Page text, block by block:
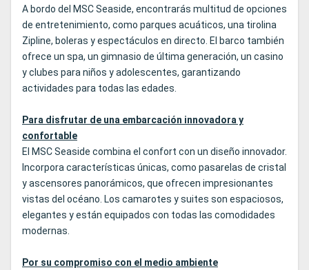
A bordo del MSC Seaside, encontrarás multitud de opciones
de entretenimiento, como parques acuáticos, una tirolina
Zipline, boleras y espectáculos en directo. El barco también
ofrece un spa, un gimnasio de última generación, un casino
y clubes para niños y adolescentes, garantizando
actividades para todas las edades.
Para disfrutar de una embarcación innovadora y
confortable
El MSC Seaside combina el confort con un diseño innovador.
Incorpora características únicas, como pasarelas de cristal
y ascensores panorámicos, que ofrecen impresionantes
vistas del océano. Los camarotes y suites son espaciosos,
elegantes y están equipados con todas las comodidades
modernas.
Por su compromiso con el medio ambiente